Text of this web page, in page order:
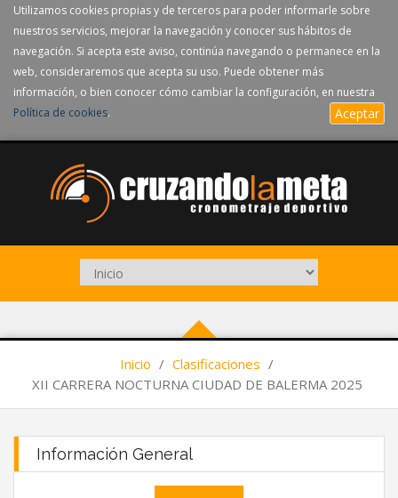
Utilizamos cookies propias y de terceros para poder informarle sobre
nuestros servicios, mejorar la navegación y conocer sus hábitos de
navegación. Si acepta este aviso, continúa navegando o permanece en la
web, consideraremos que acepta su uso. Puede obtener más
información, o bien conocer cómo cambiar la configuración, en nuestra
Política de cookies. Aceptar
Inicio / Clasificaciones /
XII CARRERA NOCTURNA CIUDAD DE BALERMA 2025
Información General